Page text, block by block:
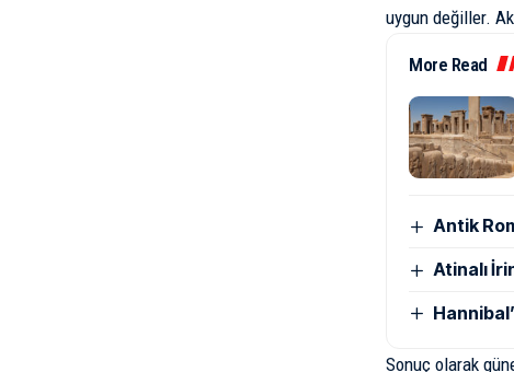
uygun değiller.
More Read
Antik
Atinalı
Sonuç olarak